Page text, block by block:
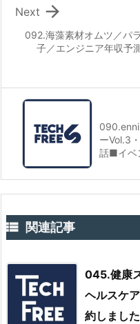
092.海藻素材オムツ／パ
子／エンジニア年収予

Next
ーVol.3
話■イベ
 関連記事
045.健康
ヘルスケ
約しました